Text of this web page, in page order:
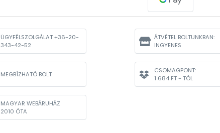
ÜGYFÉLSZOLGÁLAT +36-20-
343-42-52
MEGBÍZHATÓ BOLT
MAGYAR WEBÁRUHÁZ
2010 ÓTA
ÁTVÉTEL BOLTUNKBAN:
INGYENES
CSOMAGPONT:
1 684 FT - TÓL